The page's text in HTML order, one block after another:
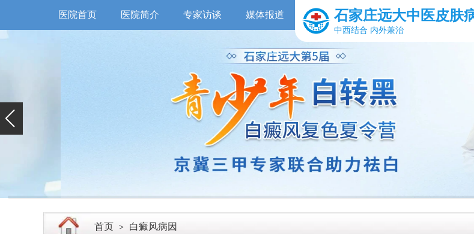
医院首页 医院简介 专家访谈 媒体报道 石家庄远大中医皮肤
中西结合 内外兼治
首页 > 白癜风病因